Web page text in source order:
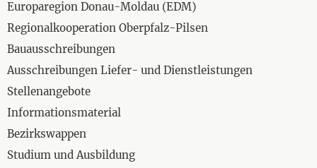
Europaregion Donau-Moldau (EDM)
Regionalkooperation Oberpfalz-Pilsen
Bauausschreibungen
Ausschreibungen Liefer- und Dienstleistungen
Stellenangebote
Informationsmaterial
Bezirkswappen
Studium und Ausbildung